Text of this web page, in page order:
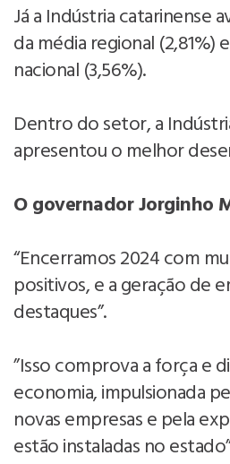
Já a Indústria catarinense
da média regional (2,81%)
nacional (3,56%).
Dentro do setor, a
apresentou o melhor
O governador Jorginho
“Encerramos 2024 com
positivos, e a geração de
destaques”.
”Isso comprova a força e
economia, impulsionada
novas empresas e pela
estão instaladas no